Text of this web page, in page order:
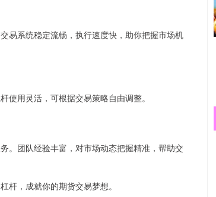
易系统稳定流畅，执行速度快，助你把握市场机
用灵活，可根据交易策略自由调整。
。团队经验丰富，对市场动态把握精准，帮助交
杆，成就你的期货交易梦想。